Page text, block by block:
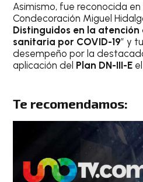
Asimismo, fue reconocida
Condecoración Miguel
Distinguidos en la
sanitaria por COVID-19” y
desempeño por la
aplicación del Plan DN-III-E
Te recomendamos: